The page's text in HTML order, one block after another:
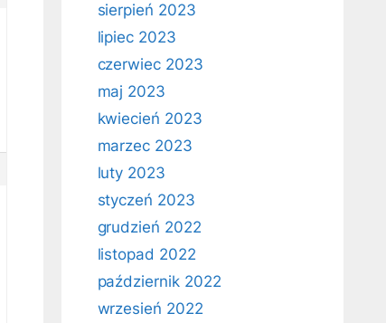
sierpień 2023
lipiec 2023
czerwiec 2023
maj 2023
kwiecień 2023
marzec 2023
luty 2023
styczeń 2023
grudzień 2022
listopad 2022
październik 2022
wrzesień 2022